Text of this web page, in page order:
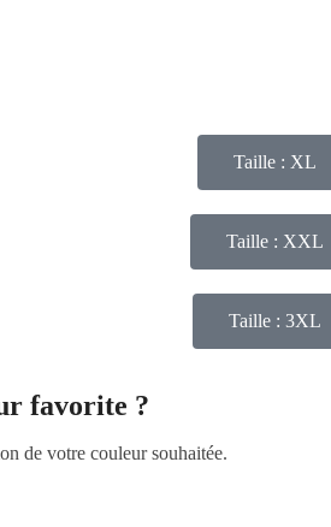
Taille : XL
Taille : XXL
Taille : 3XL
favorite ?
de votre couleur souhaitée.